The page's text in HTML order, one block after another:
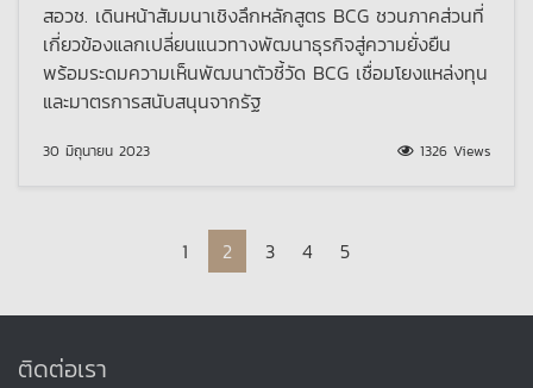
สอวช. เดินหน้าสัมมนาเชิงลึกหลักสูตร BCG ชวนภาคส่วนที่
เกี่ยวข้องแลกเปลี่ยนแนวทางพัฒนาธุรกิจสู่ความยั่งยืน
พร้อมระดมความเห็นพัฒนาตัวชี้วัด BCG เชื่อมโยงแหล่งทุน
และมาตรการสนับสนุนจากรัฐ
30 มิถุนายน 2023 1326 Views
Page
1 Current Page
2 Page
3 Page
4 Page
5
ติดต่อเรา